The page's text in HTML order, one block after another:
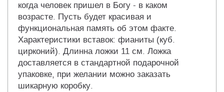
когда человек пришел в Богу - в каком
возрасте. Пусть будет красивая и
функциональная память об этом факте.
Характеристики вставок: фианиты (куб.
цирконий). Длинна ложки 11 см. Ложка
доставляется в стандартной подарочной
упаковке, при желании можно заказать
шикарную коробку.